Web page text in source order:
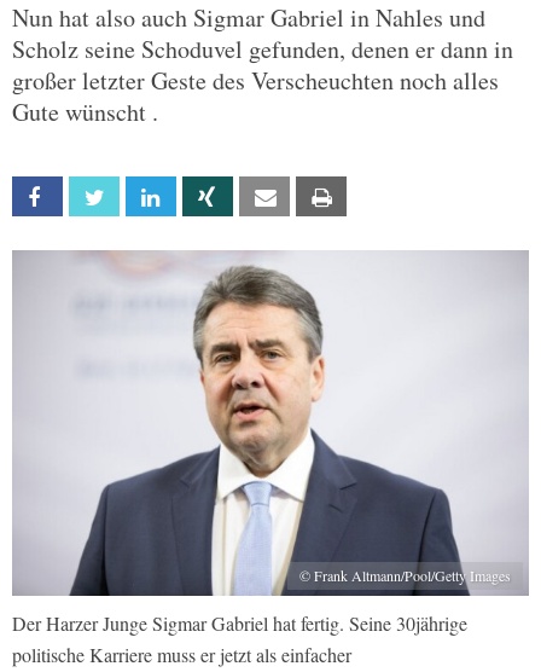
Nun hat also auch Sigmar Gabriel in Nahles und
Scholz seine Schoduvel gefunden, denen er dann in
großer letzter Geste des Verscheuchten noch alles
Gute wünscht .
Facebook Twitter Linkedin Xing Email
© Frank Altmann/Pool/Getty Images
Der Harzer Junge Sigmar Gabriel hat fertig. Seine 30jährige
politische Karriere muss er jetzt als einfacher